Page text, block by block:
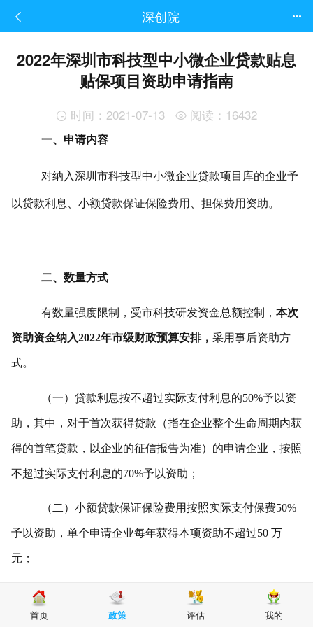
深创院
2022年深圳市科技型中小微企业贷款贴息
贴保项目资助申请指南
时间：2021-07-13 阅读：16432
一、申请内容
对纳入深圳市科技型中小微企业贷款项目库的企业予
以贷款利息、小额贷款保证保险费用、担保费用资助。
二、数量方式
有数量强度限制，受市科技研发资金总额控制， 本次
资助资金纳入2022年市级财政预算安排， 采用事后资助方
式。
（一）贷款利息按不超过实际支付利息的50%予以资
助，其中，对于首次获得贷款（指在企业整个生命周期内获
得的首笔贷款，以企业的征信报告为准）的申请企业，按照
不超过实际支付利息的70%予以资助；
（二）小额贷款保证保险费用按照实际支付保费50%
予以资助，单个申请企业每年获得本项资助不超过50 万
元；
（三）担保费用按照实际支付担保费用的50%予以资
助，单个申请企业每年获得本项资助不超过30 万元；
首页 政策 评估 我的